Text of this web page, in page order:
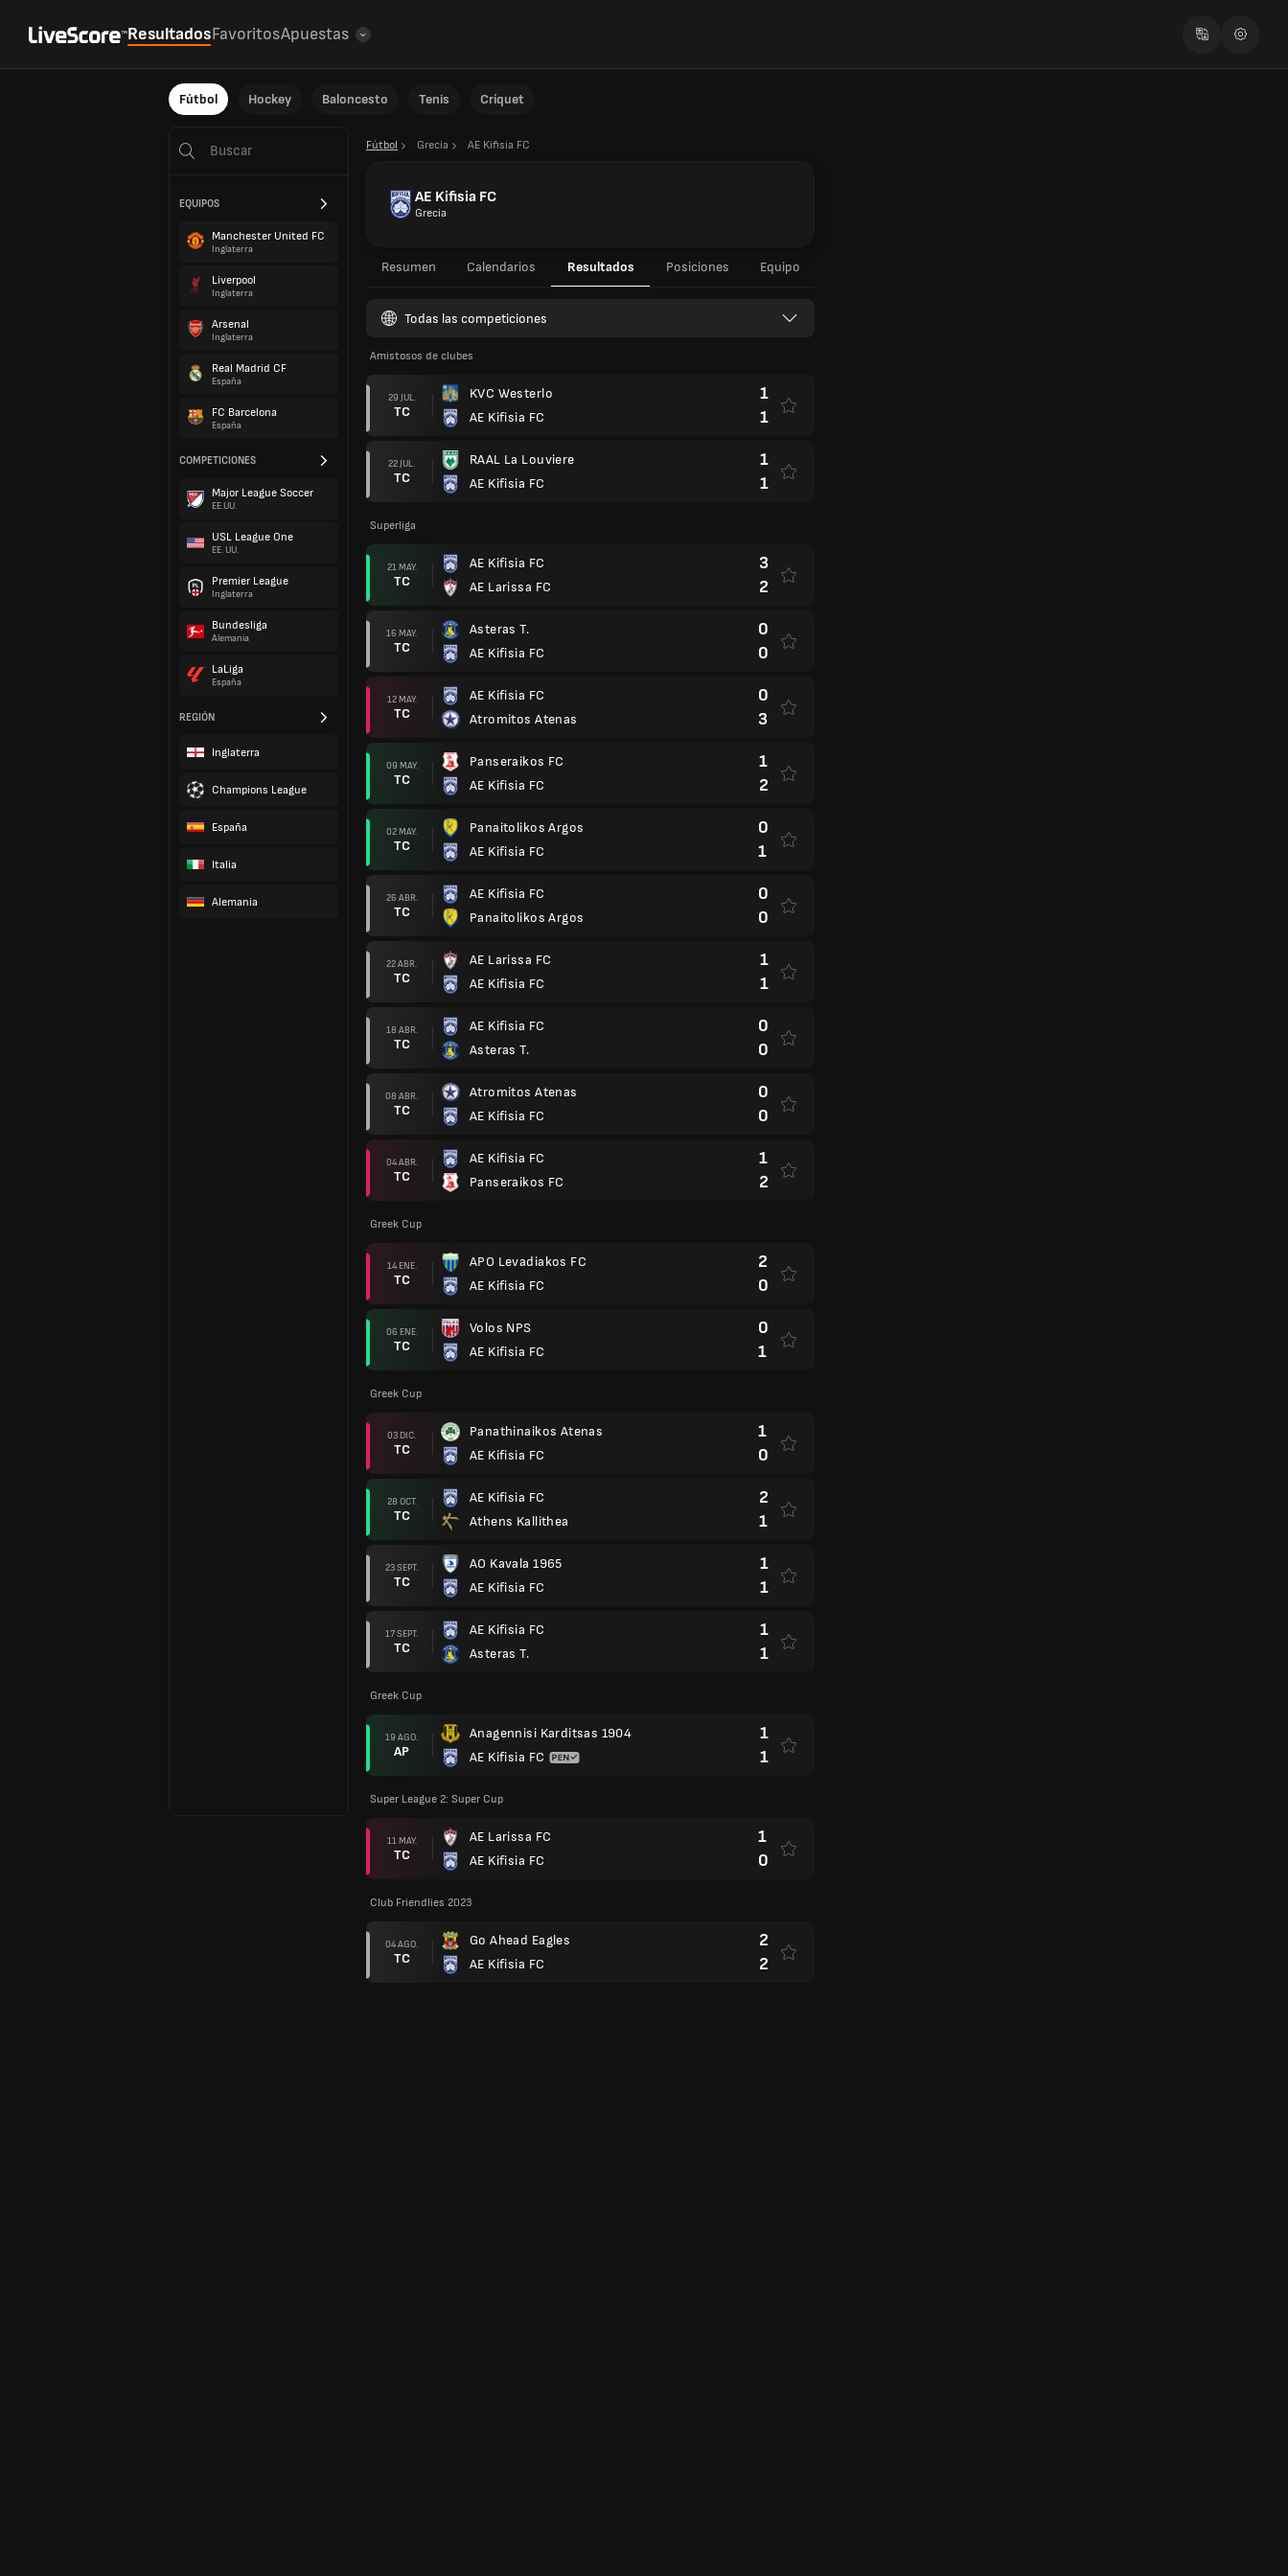
ResultadosFavoritosApuestas
Fútbol Hockey Baloncesto Tenis Críquet
EQUIPOS
Manchester United FC
Inglaterra
Liverpool
Inglaterra
Arsenal
Inglaterra
Real Madrid CF
España
FC Barcelona
España
COMPETICIONES
Major League Soccer
EE.UU.
USL League One
EE. UU.
Premier League
Inglaterra
Bundesliga
Alemania
LaLiga
España
REGIÓN
Inglaterra
Champions League
España
Italia
Alemania
Fútbol Grecia AE Kifisia FC
AE Kifisia FC
Grecia
Resumen Calendarios Resultados Posiciones Equipo
Todas las competiciones
Amistosos de clubes
29 JUL.
TC
KVC Westerlo
AE Kifisia FC
1
1
22 JUL.
TC
RAAL La Louviere
AE Kifisia FC
1
1
Superliga
21 MAY.
TC
AE Kifisia FC
AE Larissa FC
3
2
16 MAY.
TC
Asteras T.
AE Kifisia FC
0
0
12 MAY.
TC
AE Kifisia FC
Atromitos Atenas
0
3
09 MAY.
TC
Panseraikos FC
AE Kifisia FC
1
2
02 MAY.
TC
Panaitolikos Argos
AE Kifisia FC
0
1
26 ABR.
TC
AE Kifisia FC
Panaitolikos Argos
0
0
22 ABR.
TC
AE Larissa FC
AE Kifisia FC
1
1
18 ABR.
TC
AE Kifisia FC
Asteras T.
0
0
08 ABR.
TC
Atromitos Atenas
AE Kifisia FC
0
0
04 ABR.
TC
AE Kifisia FC
Panseraikos FC
1
2
Greek Cup
14 ENE.
TC
APO Levadiakos FC
AE Kifisia FC
2
0
06 ENE.
TC
Volos NPS
AE Kifisia FC
0
1
Greek Cup
03 DIC.
TC
Panathinaikos Atenas
AE Kifisia FC
1
0
28 OCT.
TC
AE Kifisia FC
Athens Kallithea
2
1
23 SEPT.
TC
AO Kavala 1965
AE Kifisia FC
1
1
17 SEPT.
TC
AE Kifisia FC
Asteras T.
1
1
Greek Cup
19 AGO.
AP
Anagennisi Karditsas 1904
AE Kifisia FC
1
1
Super League 2: Super Cup
11 MAY.
TC
AE Larissa FC
AE Kifisia FC
1
0
Club Friendlies 2023
04 AGO.
TC
Go Ahead Eagles
AE Kifisia FC
2
2